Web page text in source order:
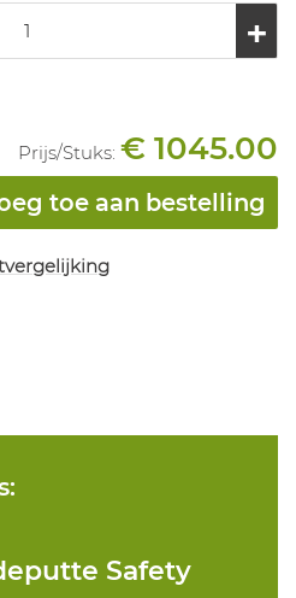
Prijs/Stuks: € 1045.00
toe aan bestelling
Safety